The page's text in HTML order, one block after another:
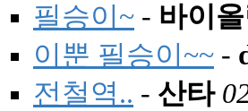
필승이~ - 바이
이뿐 필승이~~ -
전철역.. - 산타